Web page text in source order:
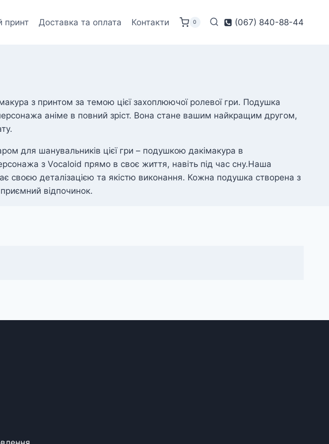
принт Доставка та оплата Контакти 0 (067) 840-88-44
з принтом за темою цієї захоплюючої ролевої гри. Подушка
аніме в повний зріст. Вона стане вашим найкращим другом,
для шанувальників цієї гри – подушкою дакімакура в
з Vocaloid прямо в своє життя, навіть під час сну.Наша
своєю деталізацією та якістю виконання. Кожна подушка створена з
відпочинок.